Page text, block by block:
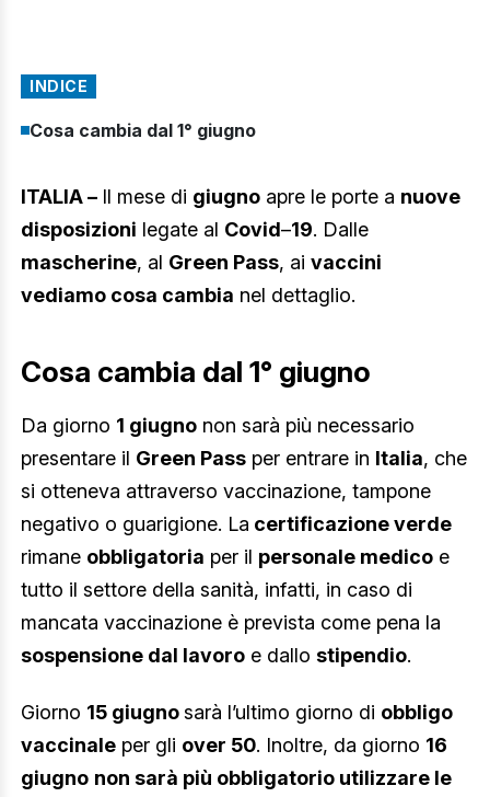
INDICE
Cosa cambia dal 1° giugno
ITALIA – Il mese di giugno apre le porte a nuove
disposizioni legate al Covid–19. Dalle
mascherine, al Green Pass, ai vaccini
vediamo cosa cambia nel dettaglio.
Cosa cambia dal 1° giugno
Da giorno 1 giugno non sarà più necessario
presentare il Green Pass per entrare in Italia, che
si otteneva attraverso vaccinazione, tampone
negativo o guarigione. La certificazione verde
rimane obbligatoria per il personale medico e
tutto il settore della sanità, infatti, in caso di
mancata vaccinazione è prevista come pena la
sospensione dal lavoro e dallo stipendio.
Giorno 15 giugnosarà l’ultimo giorno di obbligo
vaccinale per gli over 50. Inoltre, da giorno 16
giugno non sarà più obbligatorio utilizzare le